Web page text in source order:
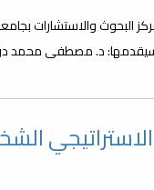
البحوث والاستشارات